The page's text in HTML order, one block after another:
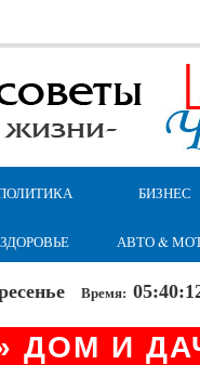
БИЗНЕС
ЗДОРОВЬЕ АВТО &
Время:
ДОМ И